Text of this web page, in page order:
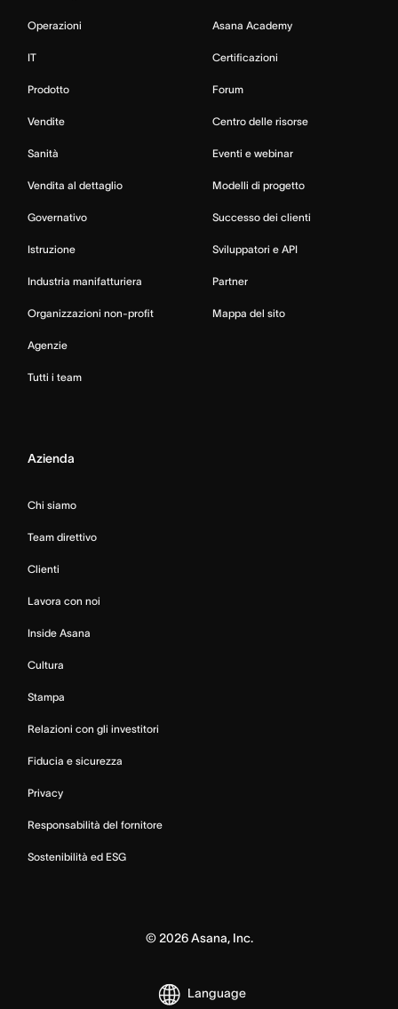
Operazioni
IT
Prodotto
Vendite
Sanità
Vendita al dettaglio
Governativo
Istruzione
Industria manifatturiera
Organizzazioni non-profit
Agenzie
Tutti i team
Asana Academy
Certificazioni
Forum
Centro delle risorse
Eventi e webinar
Modelli di progetto
Successo dei clienti
Sviluppatori e API
Partner
Mappa del sito
Azienda
Chi siamo
Team direttivo
Clienti
Lavora con noi
Inside Asana
Cultura
Stampa
Relazioni con gli investitori
Fiducia e sicurezza
Privacy
Responsabilità del fornitore
Sostenibilità ed ESG
© 2026Asana, Inc.
Language